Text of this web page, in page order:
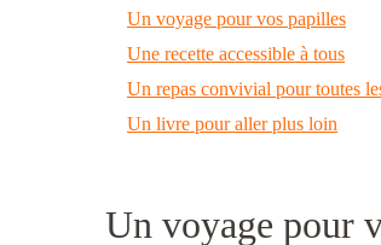
Un voyage pour vos papilles
Une recette accessible à tous
Un repas convivial pour toutes
Un livre pour aller plus loin
Un voyage pour